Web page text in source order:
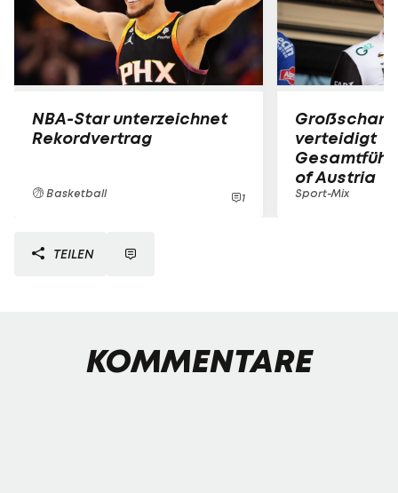
NBA-Star unterzeichnet
Rekordvertrag
Basketball 1
verteidigt
of Austria
Sport-Mix
TEILEN
KOMMENTARE